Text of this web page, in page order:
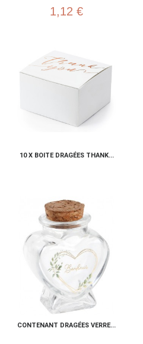
1,12 €
10 X BOITE DRAGÉES THANK...
CONTENANT DRAGÉES VERRE...